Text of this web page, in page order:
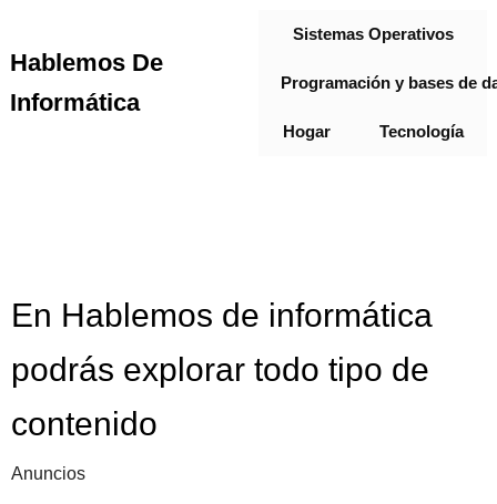
Hablemos De
Informática
Sistemas Operativos
Programación y bases de
Hogar Tecnología
En Hablemos de informática
podrás explorar todo tipo de
contenido
Anuncios